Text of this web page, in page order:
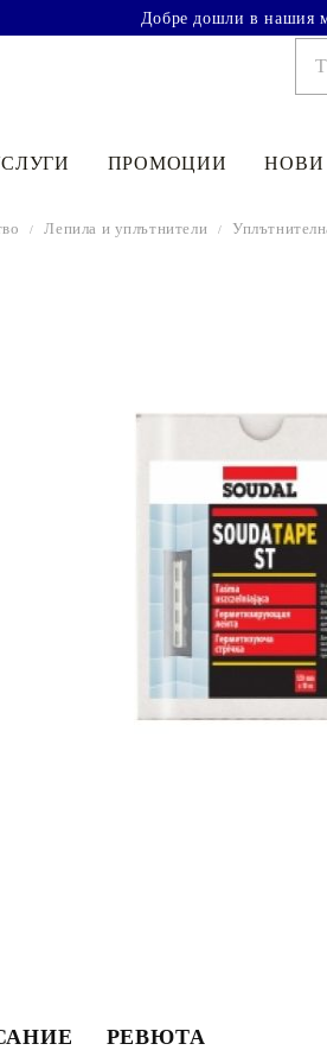
Добре дошли в нашия
ПРОМОЦИИ НОВИ
Лепила и уплътнители
РЕВЮТА